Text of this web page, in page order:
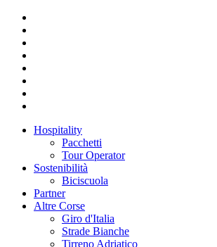
Hospitality
Pacchetti
Tour Operator
Sostenibilità
Biciscuola
Partner
Altre Corse
Giro d'Italia
Strade Bianche
Tirreno Adriatico